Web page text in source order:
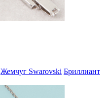
Жемчуг Swarovski Бриллиант